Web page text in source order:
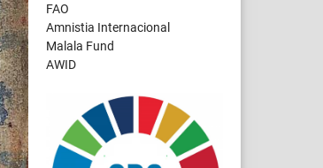
FAO
Amnistia Internacional
Malala Fund
AWID